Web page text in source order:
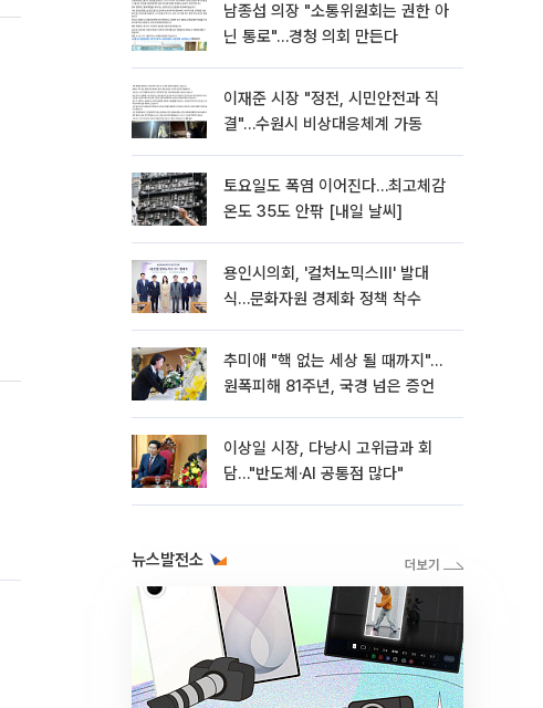
남종섭 의장 "소통위원회는 권한 아
닌 통로"…경청 의회 만든다
이재준 시장 "정전, 시민안전과 직
결"…수원시 비상대응체계 가동
토요일도 폭염 이어진다…최고체감
온도 35도 안팎 [내일 날씨]
용인시의회, '컬처노믹스Ⅲ' 발대
식…문화자원 경제화 정책 착수
추미애 "핵 없는 세상 될 때까지"…
원폭피해 81주년, 국경 넘은 증언
이상일 시장, 다낭시 고위급과 회
담…"반도체·AI 공통점 많다"
뉴스발전소